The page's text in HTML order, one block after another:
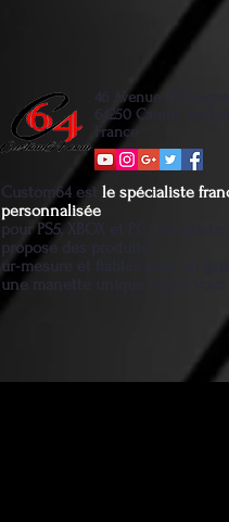
46 Avenue d'Espagne
64250 Cambo les
France
Custom64 est le spécialiste
personnalisée
pour PS5, XBOX et PC. Un
propose des produits
ur-mesure et fiables pour un
une manette unique et qui vous